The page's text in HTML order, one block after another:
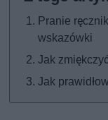
Pranie
wskazówki
Jak
Jak